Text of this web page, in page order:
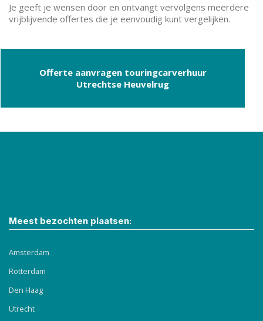
Je geeft je wensen door en ontvangt vervolgens meerdere
vrijblijvende offertes die je eenvoudig kunt vergelijken.
Offerte aanvragen touringcarverhuur
Utrechtse Heuvelrug
Meest bezochten plaatsen:
Amsterdam
Rotterdam
Den Haag
Utrecht